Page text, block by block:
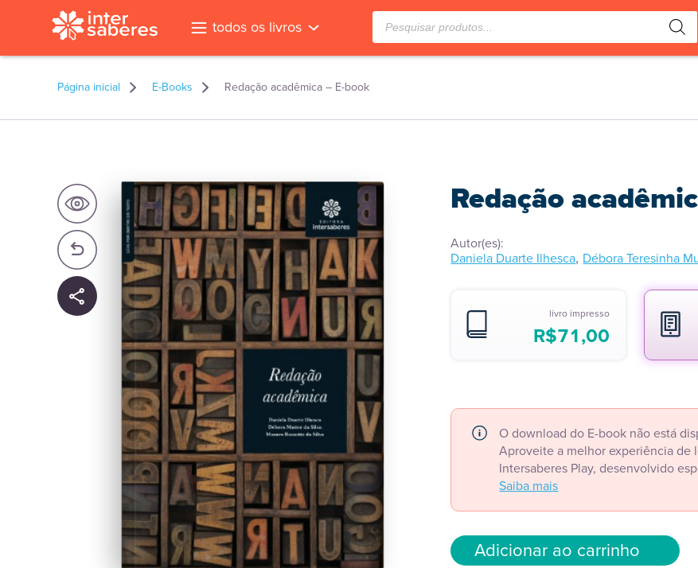
todos os livros Pesquisar
produtos
Página inicial E-Books Redação acadêmica – E-book
Redação
Autor(es):
Daniela Duarte Ilhesca, Débora Teresinha
livro impresso
R$71,00
O download do E-book não está
Aproveite a melhor experiência
Intersaberes Play, desenvolvido
Saiba mais
Adicionar ao carrinho